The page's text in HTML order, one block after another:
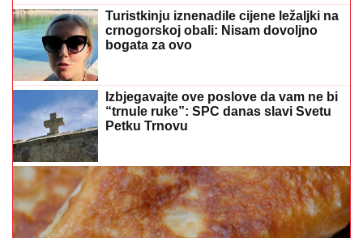
Turistkinju iznenadile cijene ležaljki na
crnogorskoj obali: Nisam dovoljno
bogata za ovo
Izbjegavajte ove poslove da vam ne bi
“trnule ruke”: SPC danas slavi Svetu
Petku Trnovu